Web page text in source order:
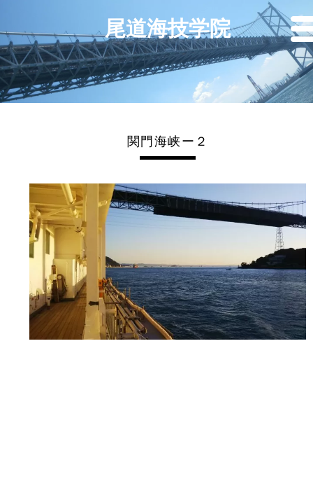
関門海峡ー２
尾道海技学院